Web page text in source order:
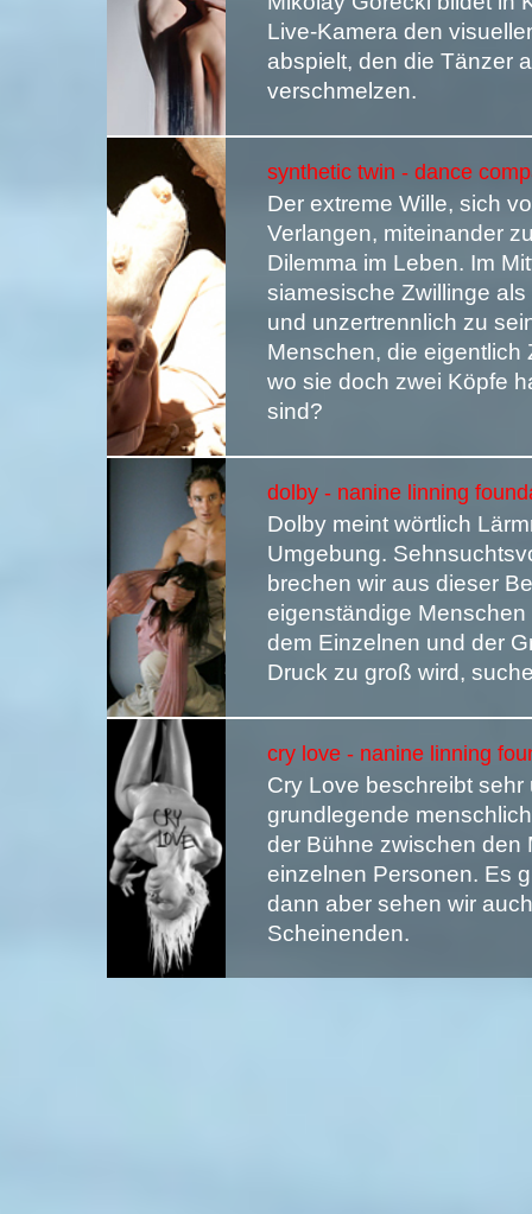
Live-Kamera den
abspielt, den die Tänzer
verschmelzen.
synthetic twin - dance
Der extreme Wille, sich
Verlangen, miteinander
Dilemma im Leben. Im
siamesische Zwillinge
und unzertrennlich zu
Menschen, die eigentlich
wo sie doch zwei Köpfe
sind?
dolby - nanine linning
Dolby meint wörtlich
Umgebung.
brechen wir aus dieser
eigenständige
dem Einzelnen und der
Druck zu groß wird,
cry love - nanine linning
Cry Love beschreibt
grundlegende
der Bühne zwischen den
einzelnen Personen. Es
dann aber sehen wir
Scheinenden.